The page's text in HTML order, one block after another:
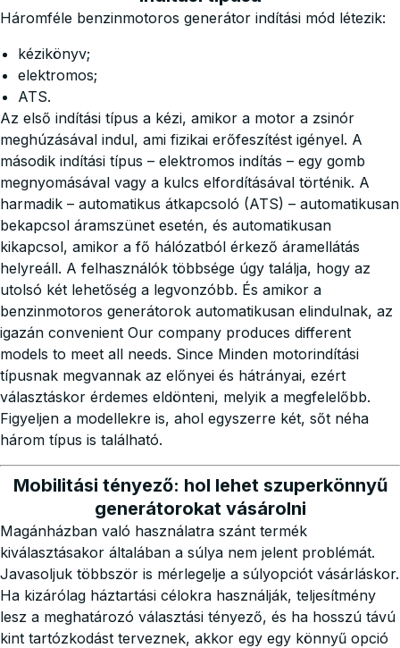
Háromféle benzinmotoros generátor indítási mód létezik:
kézikönyv;
elektromos;
ATS.
Az első indítási típus a kézi, amikor a motor a zsinór
meghúzásával indul, ami fizikai erőfeszítést igényel. A
második indítási típus – elektromos indítás – egy gomb
megnyomásával vagy a kulcs elfordításával történik. A
harmadik – automatikus átkapcsoló (ATS) – automatikusan
bekapcsol áramszünet esetén, és automatikusan
kikapcsol, amikor a fő hálózatból érkező áramellátás
helyreáll. A felhasználók többsége úgy találja, hogy az
utolsó két lehetőség a legvonzóbb. És amikor a
benzinmotoros generátorok automatikusan elindulnak, az
igazán convenient Our company produces different
models to meet all needs. Since Minden motorindítási
típusnak megvannak az előnyei és hátrányai, ezért
választáskor érdemes eldönteni, melyik a megfelelőbb.
Figyeljen a modellekre is, ahol egyszerre két, sőt néha
három típus is található.
Mobilitási tényező: hol lehet szuperkönnyű
generátorokat vásárolni
Magánházban való használatra szánt termék
kiválasztásakor általában a súlya nem jelent problémát.
Javasoljuk többször is mérlegelje a súlyopciót vásárláskor.
Ha kizárólag háztartási célokra használják, teljesítmény
lesz a meghatározó választási tényező, és ha hosszú távú
kint tartózkodást terveznek, akkor egy egy könnyű opció